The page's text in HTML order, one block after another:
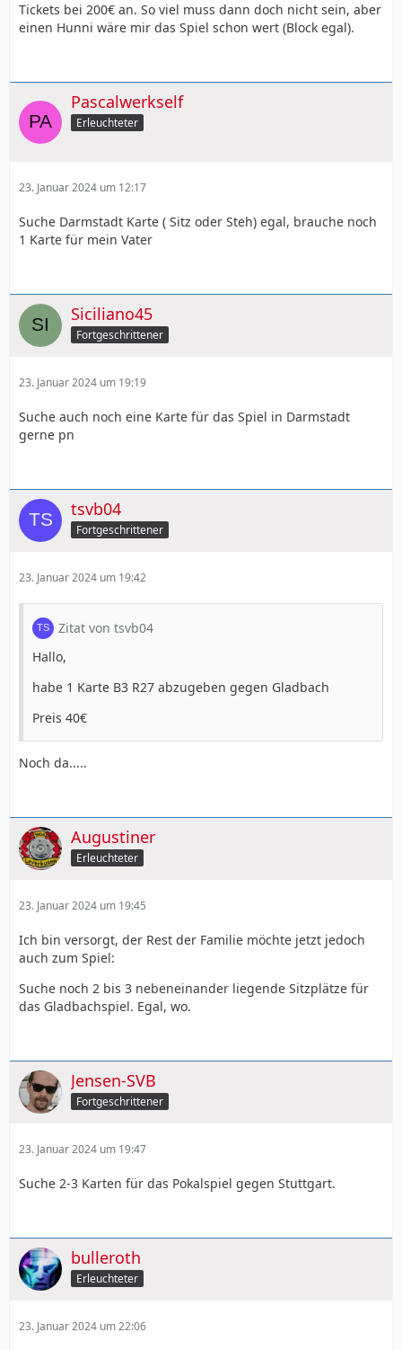
Tickets bei 200€ an. So viel muss dann doch nicht sein, aber
einen Hunni wäre mir das Spiel schon wert (Block egal).
Pascalwerkself
Erleuchteter
23. Januar 2024 um 12:17
Suche Darmstadt Karte ( Sitz oder Steh) egal, brauche noch
1 Karte für mein Vater
Siciliano45
Fortgeschrittener
23. Januar 2024 um 19:19
Suche auch noch eine Karte für das Spiel in Darmstadt
gerne pn
tsvb04
Fortgeschrittener
23. Januar 2024 um 19:42
Zitat von tsvb04
Hallo,
habe 1 Karte B3 R27 abzugeben gegen Gladbach
Preis 40€
Noch da.....
Augustiner
Erleuchteter
23. Januar 2024 um 19:45
Ich bin versorgt, der Rest der Familie möchte jetzt jedoch
auch zum Spiel:
Suche noch 2 bis 3 nebeneinander liegende Sitzplätze für
das Gladbachspiel. Egal, wo.
Jensen-SVB
Fortgeschrittener
23. Januar 2024 um 19:47
Suche 2-3 Karten für das Pokalspiel gegen Stuttgart.
bulleroth
Erleuchteter
23. Januar 2024 um 22:06